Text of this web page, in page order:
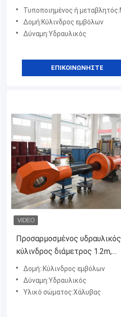
πυλών διπλής ενέργειας
υδραυλικοί
Τυποποιημένος ή
Δομή:Κύλινδρος εμβόλων
Δύναμη:Υδραυλικός
ΕΠΙΚΟΙΝΩΝΉΣΤΕ
Προσαρμοσμένος υδραυλικός
κύλινδρος διάμετρος 1.2m,
κτύπημα 16m
Δομή::Κύλινδρος εμβόλων
Δύναμη:Υδραυλικός
Υλικό σώματος:Χάλυβας